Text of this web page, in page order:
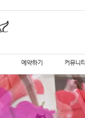
예약하기 커뮤니티